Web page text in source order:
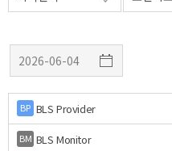
BP BLS Provider
BM BLS Monitor